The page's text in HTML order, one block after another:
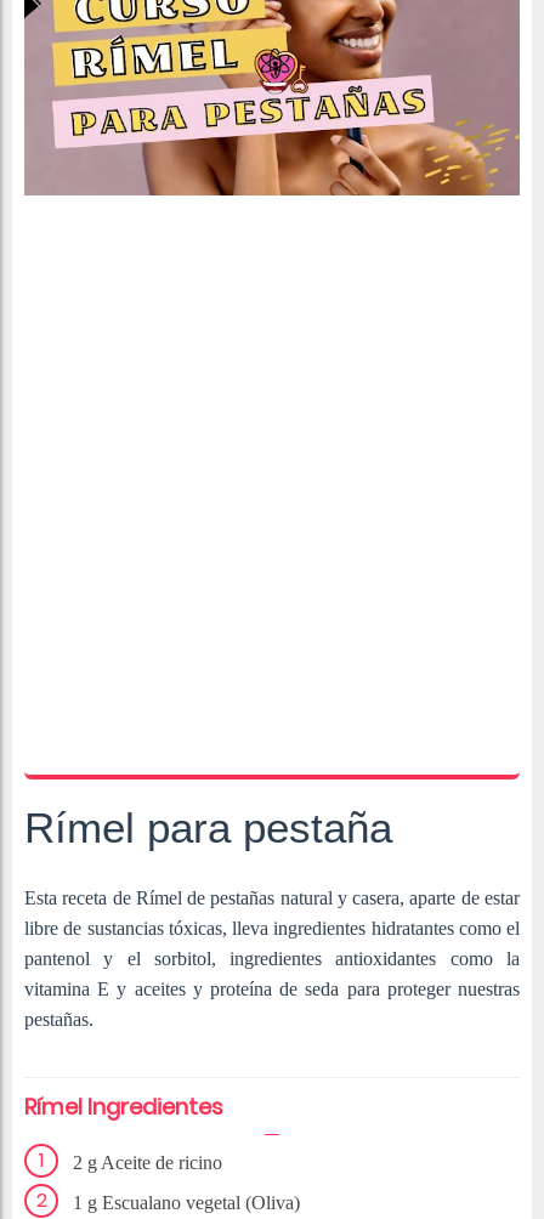
Rímel para pestaña
Esta receta de Rímel de pestañas natural y casera, aparte de estar
libre de sustancias tóxicas, lleva ingredientes hidratantes como el
pantenol y el sorbitol, ingredientes antioxidantes como la
vitamina E y aceites y proteína de seda para proteger nuestras
pestañas.
Rímel Ingredientes
2 g Aceite de ricino
1 g Escualano vegetal (Oliva)